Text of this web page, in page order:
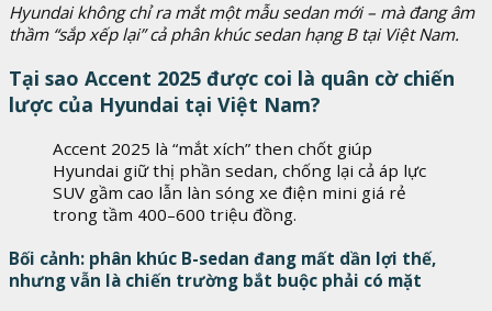
Hyundai không chỉ ra mắt một mẫu sedan mới – mà đang âm
thầm “sắp xếp lại” cả phân khúc sedan hạng B tại Việt Nam.
Tại sao Accent 2025 được coi là quân cờ chiến
lược của Hyundai tại Việt Nam?
Accent 2025 là “mắt xích” then chốt giúp
Hyundai giữ thị phần sedan, chống lại cả áp lực
SUV gầm cao lẫn làn sóng xe điện mini giá rẻ
trong tầm 400–600 triệu đồng.
Bối cảnh: phân khúc B-sedan đang mất dần lợi thế,
nhưng vẫn là chiến trường bắt buộc phải có mặt